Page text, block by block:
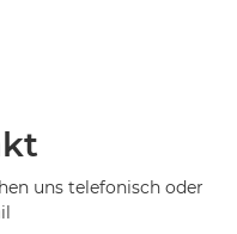
uns telefonisch oder